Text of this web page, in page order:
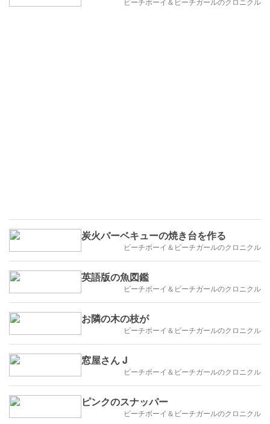
炭火バーベキューの焼き台を作る
ビーチボーイ＆ビーチガールのクロニクル
英語版の魚図鑑
ビーチボーイ＆ビーチガールのクロニクル
お隣の木の枝が
ビーチボーイ＆ビーチガールのクロニクル
窓屋さん J
ビーチボーイ＆ビーチガールのクロニクル
ピンクのスナッパー
ビーチボーイ＆ビーチガールのクロニクル